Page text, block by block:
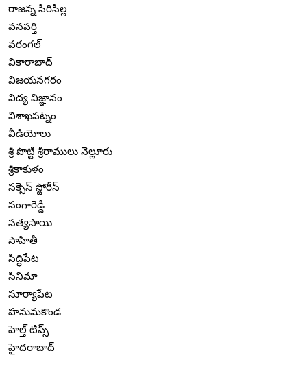
రాజన్న సిరిసిల్ల
వనపర్తి
వరంగల్
వికారాబాద్
విజయనగరం
విద్య విజ్ఞానం
విశాఖపట్నం
వీడియోలు
శ్రీ పొట్టి శ్రీరాములు నెల్లూరు
శ్రీకాకుళం
సక్సెస్ స్టోరీస్
సంగారెడ్డి
సత్యసాయి
సాహితీ
సిద్ధిపేట
సినిమా
సూర్యాపేట
హనుమకొండ
హెల్త్ టిప్స్
హైదరాబాద్